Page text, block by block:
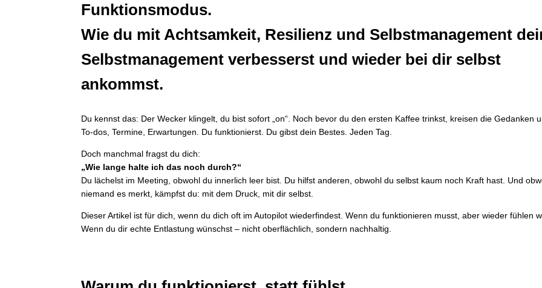
Funktionsmodus.
Wie du mit Achtsamkeit, Resilienz und Selbstmanagement
Selbstmanagement verbesserst und wieder bei dir selbst
ankommst.
Du kennst das: Der Wecker klingelt, du bist sofort „on“. Noch bevor du den ersten Kaffee trinkst, kreisen die Gedanken
To-dos, Termine, Erwartungen. Du funktionierst. Du gibst dein Bestes. Jeden Tag.
Doch manchmal fragst du dich:
„Wie lange halte ich das noch durch?“
Du lächelst im Meeting, obwohl du innerlich leer bist. Du hilfst anderen, obwohl du selbst kaum noch Kraft hast. Und
niemand es merkt, kämpfst du: mit dem Druck, mit dir selbst.
Dieser Artikel ist für dich, wenn du dich oft im Autopilot wiederfindest. Wenn du funktionieren musst, aber wieder fühlen
Wenn du dir echte Entlastung wünschst – nicht oberflächlich, sondern nachhaltig.